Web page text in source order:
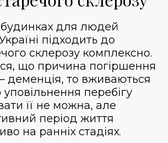
для людей
підходить до
склерозу комплексно.
що причина погіршення
– деменція, то вживаються
перебігу
її не можна, але
період життя
на ранніх стадіях.